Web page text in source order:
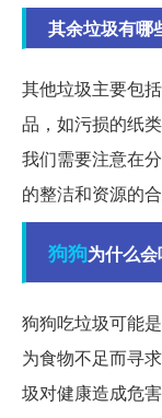
其余垃圾有哪
其他垃圾主要包
品，如污损的纸
我们需要注意在
的整洁和资源的合
狗狗为什么
狗狗吃垃圾可能
为食物不足而寻
圾对健康造成危